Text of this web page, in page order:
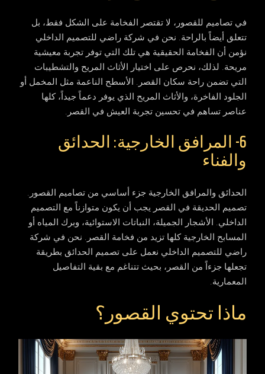
في تصاميم للقصور، لا تقتصر الفخامة على الشكل فقط، بل
تتعلق أيضاً بالراحة. نحن في شركة راضي للتصميم الداخلي
نؤمن أن الفخامة الحقيقية هي تلك التي توفر تجربة معيشية
مريحة. لذلك، نحرص على اختيار الأثاث المريح والتشطيبات
التي تضمن راحة سكان القصر. الأسطح الناعمة مثل المخمل أو
الجلود الفاخرة، والأثاث المريح الذي يوفر دعماً جيداً، كلها
عناصر تساهم في تحسين تجربة العيش في القصر.
6- المرافق الخارجية: الحدائق
والفناء
الحدائق والمرافق الخارجية جزء أساسي من تصاميم القصور.
تصميم الحديقة في القصر يجب أن يكون متوازناً مع التصميم
الداخلي. الأشجار الجميلة، النباتات الاستوائية، وبرك المياه أو
المسابح الخارجية كلها تزيد من فخامة القصر. نحن في شركة
راضي للتصميم الداخلي نعمل على تصميم الحدائق بطريقة
تجعلها جزءاً من القصر، بحيث تتناغم مع بقية التفاصيل
المعمارية.
ماذا تحتوي القصور؟